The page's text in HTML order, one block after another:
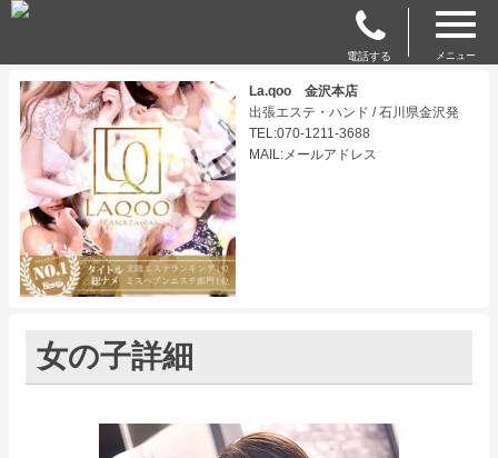
電話する メニュー
La.qoo 金沢本店
出張エステ・ハンド / 石川県金沢発
TEL:070-1211-3688
MAIL:メールアドレス
女の子詳細